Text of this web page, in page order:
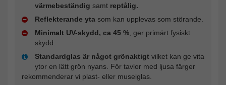
värmebeständig samt reptålig.
Reflekterande yta som kan upplevas som störande.
Minimalt UV-skydd, ca 45 % , ger primärt fysiskt
skydd.
Standardglas är något grönaktigt vilket kan ge vita
ytor en lätt grön nyans. För tavlor med ljusa färger
rekommenderar vi plast- eller museiglas.